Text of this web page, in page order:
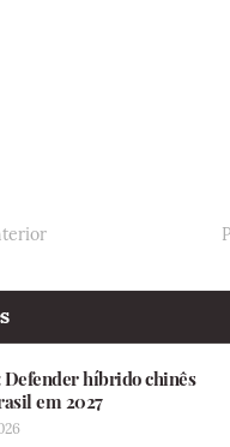
Defender híbrido chinês
em 2027